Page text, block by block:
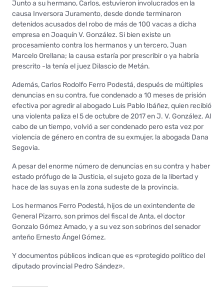
Junto a su hermano, Carlos, estuvieron involucrados en la
causa Inversora Juramento, desde donde terminaron
detenidos acusados del robo de más de 100 vacas a dicha
empresa en Joaquín V. González. Si bien existe un
procesamiento contra los hermanos y un tercero, Juan
Marcelo Orellana; la causa estaría por prescribir o ya habría
prescrito -la tenía el juez Dilascio de Metán.
Además, Carlos Rodolfo Ferro Podestá, después de múltiples
denuncias en su contra, fue condenado a 10 meses de prisión
efectiva por agredir al abogado Luis Pablo Ibáñez, quien recibió
una violenta paliza el 5 de octubre de 2017 en J. V. González. Al
cabo de un tiempo, volvió a ser condenado pero esta vez por
violencia de género en contra de su exmujer, la abogada Dana
Segovia.
A pesar del enorme número de denuncias en su contra y haber
estado prófugo de la Justicia, el sujeto goza de la libertad y
hace de las suyas en la zona sudeste de la provincia.
Los hermanos Ferro Podestá, hijos de un exintendente de
General Pizarro, son primos del fiscal de Anta, el doctor
Gonzalo Gómez Amado, y a su vez son sobrinos del senador
anteño Ernesto Ángel Gómez.
Y documentos públicos indican que es «protegido político del
diputado provincial Pedro Sández».